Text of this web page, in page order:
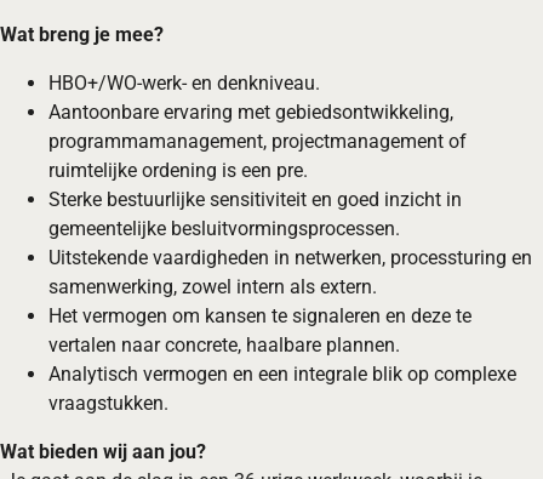
Wat breng je mee?
HBO+/WO‑werk- en denkniveau.
Aantoonbare ervaring met gebiedsontwikkeling,
programmamanagement, projectmanagement of
ruimtelijke ordening is een pre.
Sterke bestuurlijke sensitiviteit en goed inzicht in
gemeentelijke besluitvormingsprocessen.
Uitstekende vaardigheden in netwerken, processturing en
samenwerking, zowel intern als extern.
Het vermogen om kansen te signaleren en deze te
vertalen naar concrete, haalbare plannen.
Analytisch vermogen en een integrale blik op complexe
vraagstukken.
Wat bieden wij aan jou?